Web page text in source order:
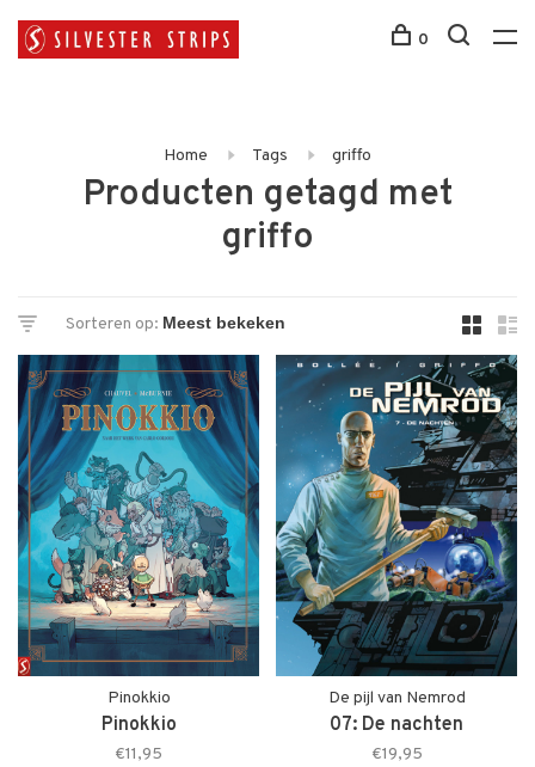
0
Home Tags griffo
Producten getagd met
griffo
Sorteren op:
Pinokkio
Pinokkio
€11,95
De pijl van Nemrod
07: De nachten
€19,95